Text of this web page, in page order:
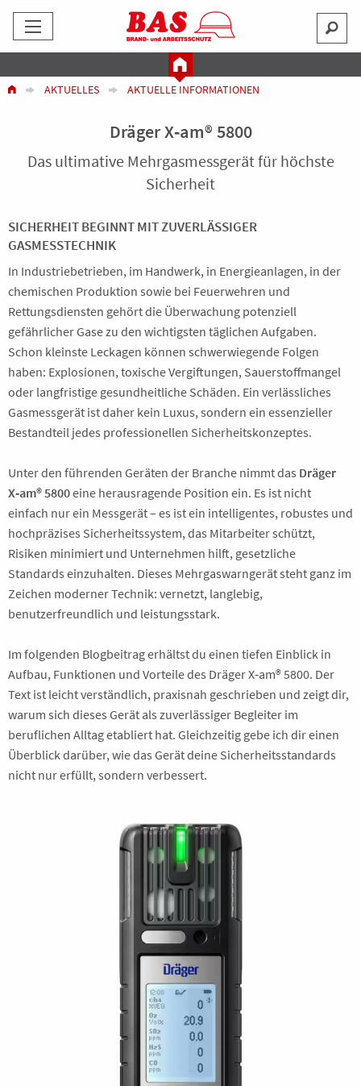
AKTUELLES AKTUELLE INFORMATIONEN
Dräger X‑am® 5800
Das ultimative Mehrgasmessgerät für höchste
Sicherheit
SICHERHEIT BEGINNT MIT ZUVERLÄSSIGER
GASMESSTECHNIK
In Industriebetrieben, im Handwerk, in Energieanlagen, in der
chemischen Produktion sowie bei Feuerwehren und
Rettungsdiensten gehört die Überwachung potenziell
gefährlicher Gase zu den wichtigsten täglichen Aufgaben.
Schon kleinste Leckagen können schwerwiegende Folgen
haben: Explosionen, toxische Vergiftungen, Sauerstoffmangel
oder langfristige gesundheitliche Schäden. Ein verlässliches
Gasmessgerät ist daher kein Luxus, sondern ein essenzieller
Bestandteil jedes professionellen Sicherheitskonzeptes.
Unter den führenden Geräten der Branche nimmt das Dräger
X‑am® 5800eine herausragende Position ein. Es ist nicht
einfach nur ein Messgerät – es ist ein intelligentes, robustes und
hochpräzises Sicherheitssystem, das Mitarbeiter schützt,
Risiken minimiert und Unternehmen hilft, gesetzliche
Standards einzuhalten. Dieses Mehrgaswarngerät steht ganz im
Zeichen moderner Technik: vernetzt, langlebig,
benutzerfreundlich und leistungsstark.
Im folgenden Blogbeitrag erhältst du einen tiefen Einblick in
Aufbau, Funktionen und Vorteile des Dräger X‑am® 5800. Der
Text ist leicht verständlich, praxisnah geschrieben und zeigt dir,
warum sich dieses Gerät als zuverlässiger Begleiter im
beruflichen Alltag etabliert hat. Gleichzeitig gebe ich dir einen
Überblick darüber, wie das Gerät deine Sicherheitsstandards
nicht nur erfüllt, sondern verbessert.